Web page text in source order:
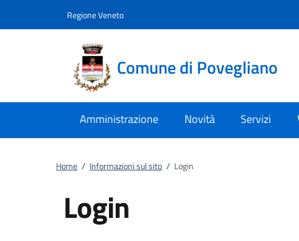
Regione Veneto
Comune di Povegliano
Amministrazione Novità Servizi
Home / Informazioni sul sito / Login
Login